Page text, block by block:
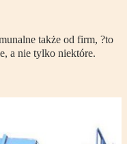
także od firm, ?to
a nie tylko niektóre.